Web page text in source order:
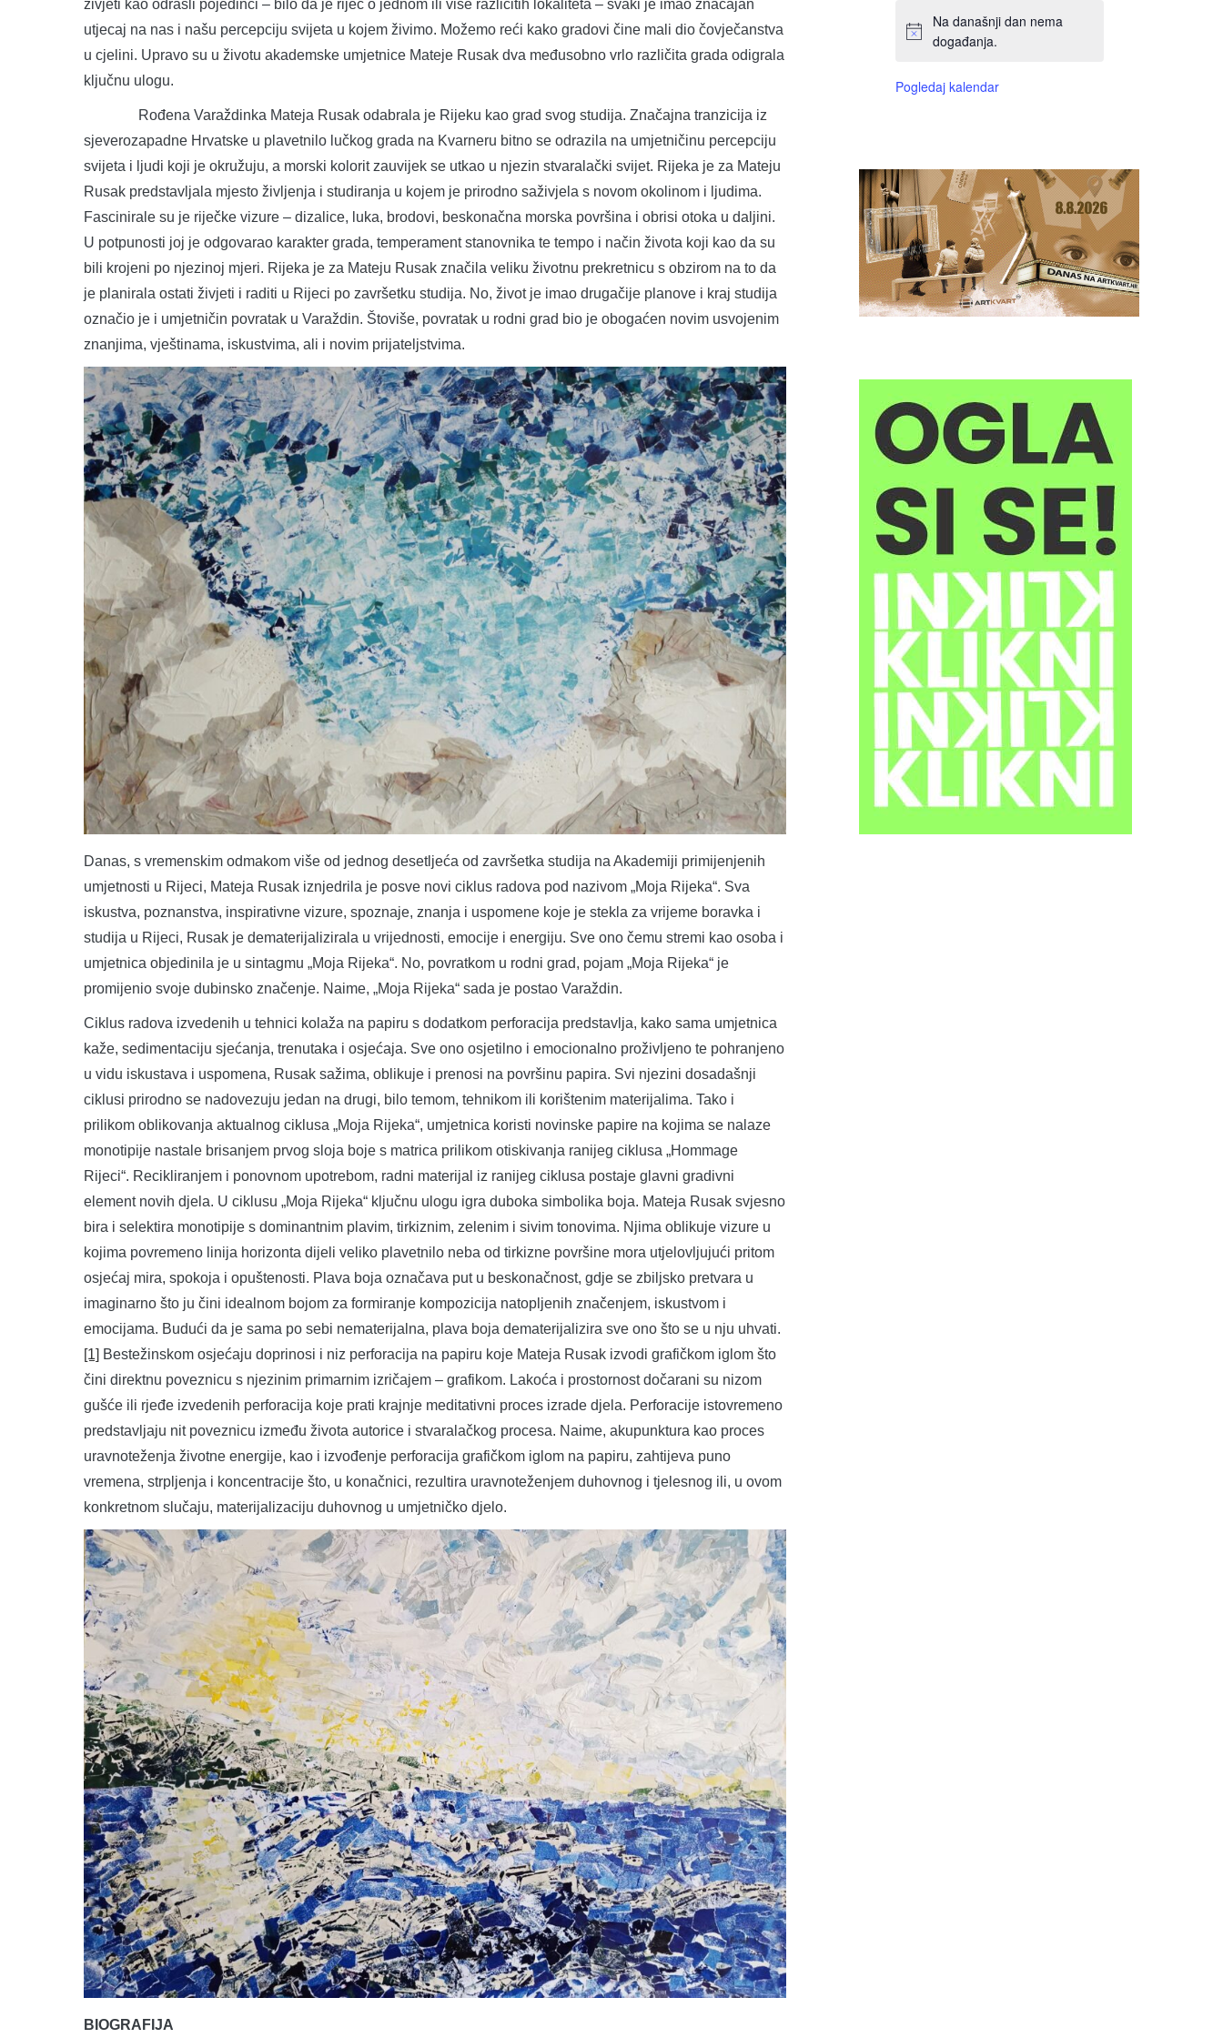
živjeti kao odrasli pojedinci – bilo da je riječ o jednom ili više različitih lokaliteta – svaki je imao značajan
utjecaj na nas i našu percepciju svijeta u kojem živimo. Možemo reći kako gradovi čine mali dio čovječanstva
u cjelini. Upravo su u životu akademske umjetnice Mateje Rusak dva međusobno vrlo različita grada odigrala
ključnu ulogu.
Rođena Varaždinka Mateja Rusak odabrala je Rijeku kao grad svog studija. Značajna tranzicija iz
sjeverozapadne Hrvatske u plavetnilo lučkog grada na Kvarneru bitno se odrazila na umjetničinu percepciju
svijeta i ljudi koji je okružuju, a morski kolorit zauvijek se utkao u njezin stvaralački svijet. Rijeka je za Mateju
Rusak predstavljala mjesto življenja i studiranja u kojem je prirodno saživjela s novom okolinom i ljudima.
Fascinirale su je riječke vizure – dizalice, luka, brodovi, beskonačna morska površina i obrisi otoka u daljini.
U potpunosti joj je odgovarao karakter grada, temperament stanovnika te tempo i način života koji kao da su
bili krojeni po njezinoj mjeri. Rijeka je za Mateju Rusak značila veliku životnu prekretnicu s obzirom na to da
je planirala ostati živjeti i raditi u Rijeci po završetku studija. No, život je imao drugačije planove i kraj studija
označio je i umjetničin povratak u Varaždin. Štoviše, povratak u rodni grad bio je obogaćen novim usvojenim
znanjima, vještinama, iskustvima, ali i novim prijateljstvima.
Danas, s vremenskim odmakom više od jednog desetljeća od završetka studija na Akademiji primijenjenih
umjetnosti u Rijeci, Mateja Rusak iznjedrila je posve novi ciklus radova pod nazivom „Moja Rijeka“. Sva
iskustva, poznanstva, inspirativne vizure, spoznaje, znanja i uspomene koje je stekla za vrijeme boravka i
studija u Rijeci, Rusak je dematerijalizirala u vrijednosti, emocije i energiju. Sve ono čemu stremi kao osoba i
umjetnica objedinila je u sintagmu „Moja Rijeka“. No, povratkom u rodni grad, pojam „Moja Rijeka“ je
promijenio svoje dubinsko značenje. Naime, „Moja Rijeka“ sada je postao Varaždin.
Ciklus radova izvedenih u tehnici kolaža na papiru s dodatkom perforacija predstavlja, kako sama umjetnica
kaže, sedimentaciju sjećanja, trenutaka i osjećaja. Sve ono osjetilno i emocionalno proživljeno te pohranjeno
u vidu iskustava i uspomena, Rusak sažima, oblikuje i prenosi na površinu papira. Svi njezini dosadašnji
ciklusi prirodno se nadovezuju jedan na drugi, bilo temom, tehnikom ili korištenim materijalima. Tako i
prilikom oblikovanja aktualnog ciklusa „Moja Rijeka“, umjetnica koristi novinske papire na kojima se nalaze
monotipije nastale brisanjem prvog sloja boje s matrica prilikom otiskivanja ranijeg ciklusa „Hommage
Rijeci“. Recikliranjem i ponovnom upotrebom, radni materijal iz ranijeg ciklusa postaje glavni gradivni
element novih djela. U ciklusu „Moja Rijeka“ ključnu ulogu igra duboka simbolika boja. Mateja Rusak svjesno
bira i selektira monotipije s dominantnim plavim, tirkiznim, zelenim i sivim tonovima. Njima oblikuje vizure u
kojima povremeno linija horizonta dijeli veliko plavetnilo neba od tirkizne površine mora utjelovljujući pritom
osjećaj mira, spokoja i opuštenosti. Plava boja označava put u beskonačnost, gdje se zbiljsko pretvara u
imaginarno što ju čini idealnom bojom za formiranje kompozicija natopljenih značenjem, iskustvom i
emocijama. Budući da je sama po sebi nematerijalna, plava boja dematerijalizira sve ono što se u nju uhvati.
[1] Bestežinskom osjećaju doprinosi i niz perforacija na papiru koje Mateja Rusak izvodi grafičkom iglom što
čini direktnu poveznicu s njezinim primarnim izričajem – grafikom. Lakoća i prostornost dočarani su nizom
gušće ili rjeđe izvedenih perforacija koje prati krajnje meditativni proces izrade djela. Perforacije istovremeno
predstavljaju nit poveznicu između života autorice i stvaralačkog procesa. Naime, akupunktura kao proces
uravnoteženja životne energije, kao i izvođenje perforacija grafičkom iglom na papiru, zahtijeva puno
vremena, strpljenja i koncentracije što, u konačnici, rezultira uravnoteženjem duhovnog i tjelesnog ili, u ovom
konkretnom slučaju, materijalizaciju duhovnog u umjetničko djelo.
BIOGRAFIJA
Na današnji dan nema
događanja.
Pogledaj kalendar